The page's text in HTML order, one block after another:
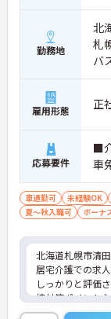
勤務地
北
札
バ
雇用形態 正
応募要件
■
車
車通勤可 未経験OK
夏～秋入職可
ボーナ
北海道札幌市清
居宅介護での求
しっかりと評価
接対策ポイント
でお気軽にご相